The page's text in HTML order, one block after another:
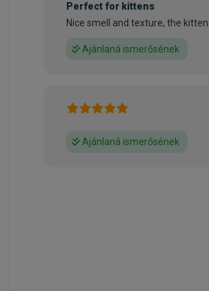
Perfect for kittens
Nice smell and texture, the
Ajánlaná ismerősének
Ajánlaná ismerősének